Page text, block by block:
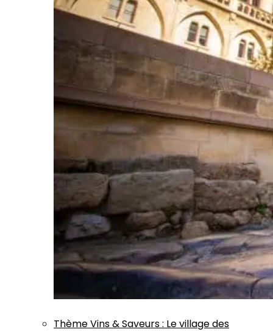
ThèmeVins & Saveurs: Le village des